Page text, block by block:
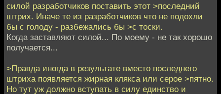
силой разработчиков поставить этот >последний
штрих. Иначе те из разработчиков что не подохли
бы с голоду - разбежались бы >с тоски.
Когда заставляют силой... По моему - не так хорошо
получается...
>Правда иногда в результате вместо последнего
штриха появляется жирная клякса или серое >пятно.
Но тут уж должно вступать в силу единство и